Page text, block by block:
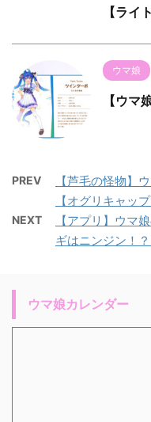
【ライ
ウマ娘
【ウマ
PREV
【芦毛の怪物】
【オグリキャップ
NEXT
【アプリ】ウマ
ギはニンジン！
ウマ娘カレンダー